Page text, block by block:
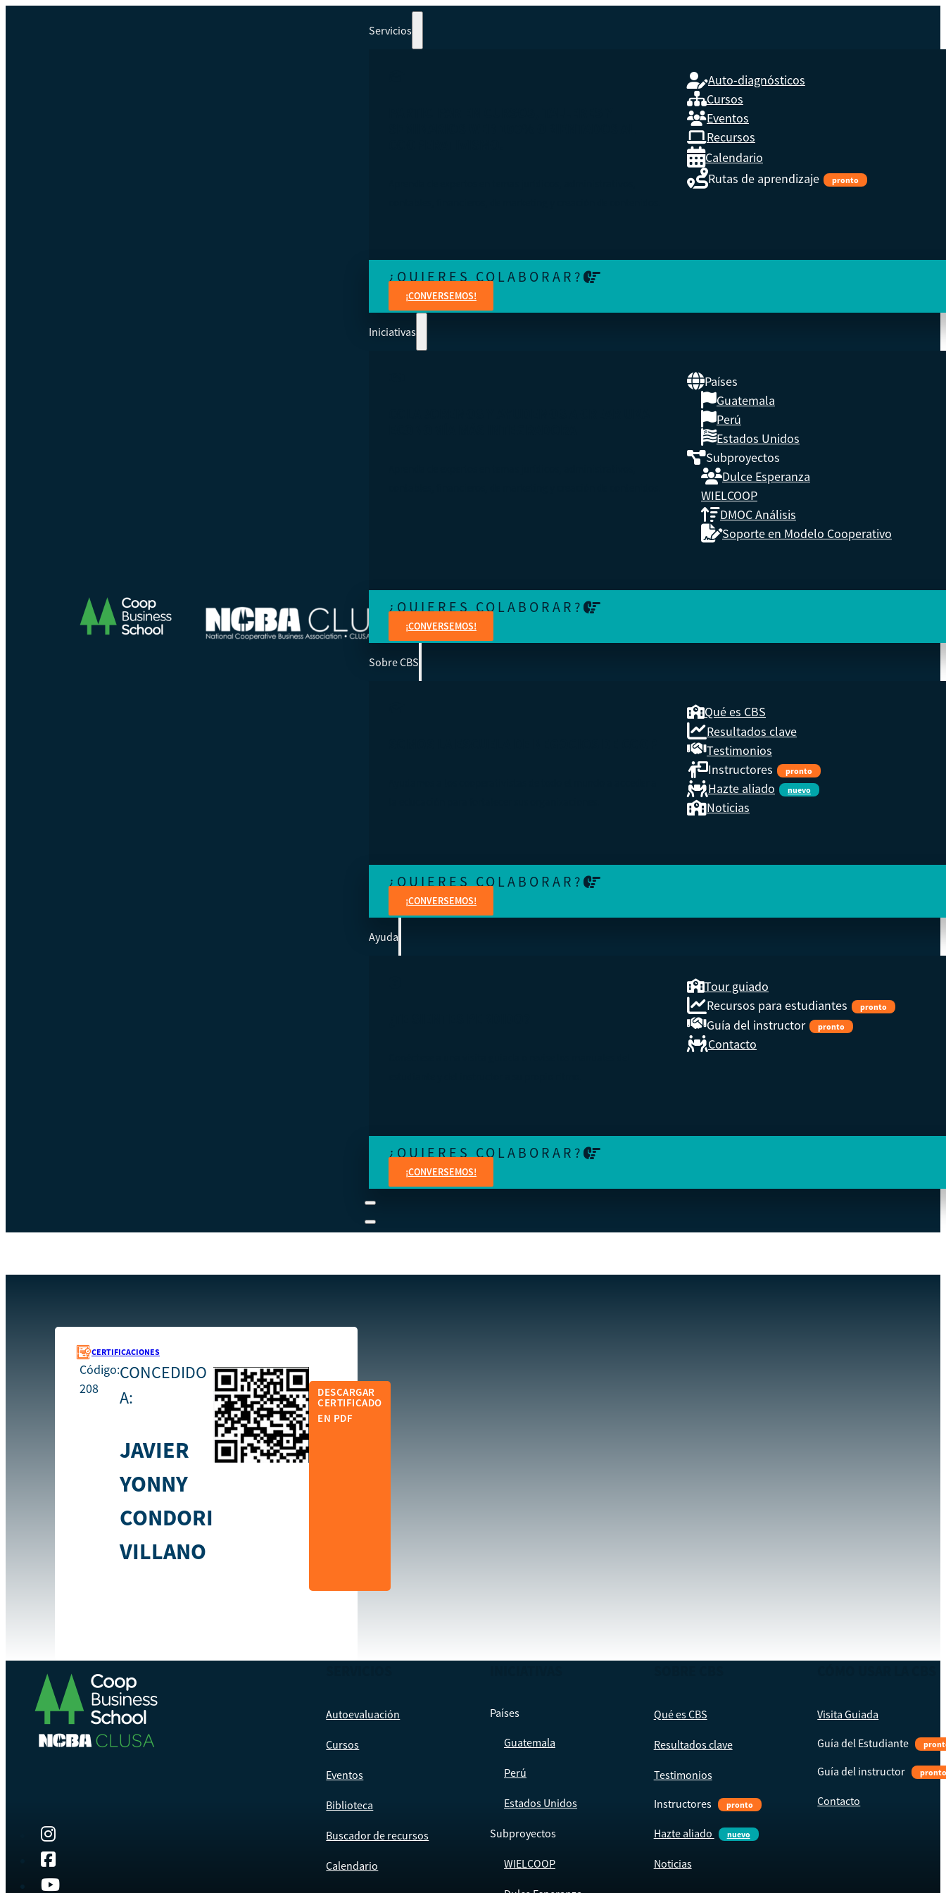
Servicios
Auto-diagnósticos
Cursos
Eventos
Recursos
Calendario
Rutas de aprendizaje
pronto
¿QUIERES COLABORAR?
¡CONVERSEMOS!
Iniciativas
Países
Guatemala
Perú
Estados Unidos
Subproyectos
Dulce Esperanza
WIELCOOP
DMOC Análisis
Soporte en Modelo Cooperativo
¿QUIERES COLABORAR?
¡CONVERSEMOS!
Sobre CBS
Qué es CBS
Resultados clave
Testimonios
Instructores
pronto
Hazte aliado nuevo
Noticias
¿QUIERES COLABORAR?
¡CONVERSEMOS!
Ayuda
Tour guiado
Recursos para estudiantes
pronto
Guía del instructor pronto
Contacto
¿QUIERES COLABORAR?
¡CONVERSEMOS!
CERTIFICACIONES
Código:
208
CONCEDIDO
A:
JAVIER
YONNY
CONDORI
VILLANO
DESCARGAR
CERTIFICADO
EN PDF
Autoevaluación
Cursos
Eventos
Biblioteca
Buscador de recursos
Calendario
Países
Guatemala
Perú
Estados Unidos
Subproyectos
WIELCOOP
Qué es CBS
Resultados clave
Testimonios
Instructores pronto
Hazte aliado nuevo
Noticias
Visita Guiada
Guía del Estudiante
Guía del instructor
Contacto